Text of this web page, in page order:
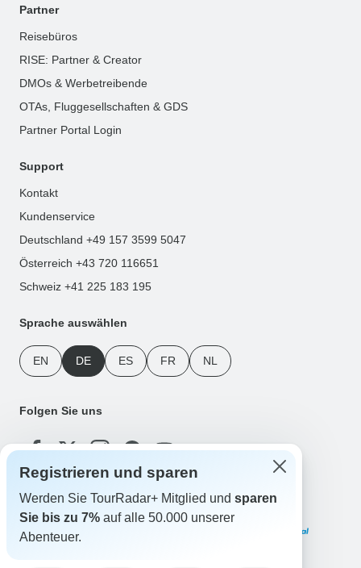
Partner
Reisebüros
RISE: Partner & Creator
DMOs & Werbetreibende
OTAs, Fluggesellschaften & GDS
Partner Portal Login
Support
Kontakt
Kundenservice
Deutschland +49 157 3599 5047
Österreich +43 720 116651
Schweiz +41 225 183 195
Sprache auswählen
EN DE ES FR NL
Folgen Sie uns
Zahlungsmethoden
Registrieren und sparen
Werden Sie TourRadar+ Mitglied und sparen
Sie bis zu 7% auf alle 50.000 unserer
Abenteuer.